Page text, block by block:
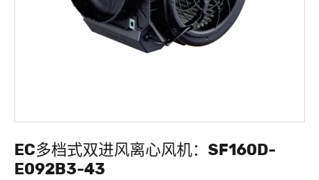
EC多档式双进风离心风机：SF160D-
E092B3-43